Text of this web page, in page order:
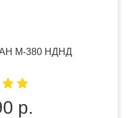
М-380 НДНД
р.